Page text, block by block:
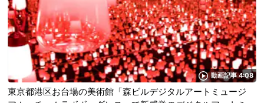
動画記事 4:08
東京都港区お台場の美術館「森ビルデジタルアートミュージ